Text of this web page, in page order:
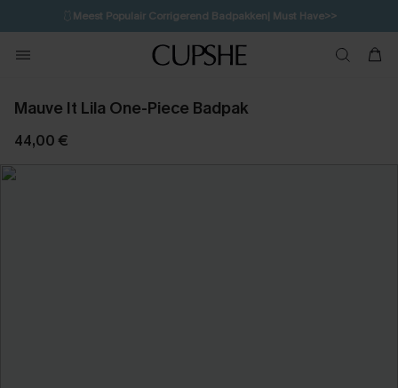
🩱Meest Populair Corrigerend Badpakken| Must Have>>
💌Abonneer je & ontvang tot 15% korting>>
Koop 3, krijg 15% korting | CODE: SW15 1D:8H:12M:59S
Mauve It Lila One-Piece Badpak
44,00 €